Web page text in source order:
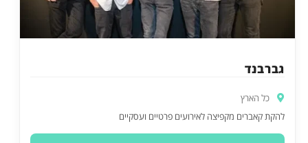
גברבנד
כל הארץ
להקת קאברים מקפיצה לאירועים פרטיים ועסקיים